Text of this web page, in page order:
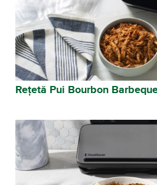
Rețetă Pui Bourbon